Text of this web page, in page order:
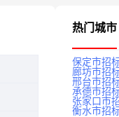
热门城市
保定市招
廊坊市招
邢台市招
承德市招
张家口市
衡水市招